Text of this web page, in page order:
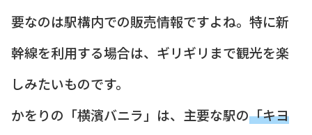
要なのは駅構内での販売情報ですよね。特に新
幹線を利用する場合は、ギリギリまで観光を楽
しみたいものです。
かをりの「横濱バニラ」は、主要な駅の「キヨ